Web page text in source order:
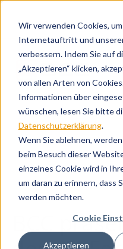
Wir verwenden Cookies,
Internetauftritt und
verbessern. Indem Sie auf
„Akzeptieren“ klicken,
von allen Arten von
Informationen über
wünschen, lesen Sie bitte
Datenschutzerklärung.
Wenn Sie ablehnen,
beim Besuch dieser
einzelnes Cookie wird in
um daran zu erinnern, dass
werden möchten.
Cookie
Akzeptieren
« Alle Veranstaltungen
Übersicht der weiteren BCC
BCC